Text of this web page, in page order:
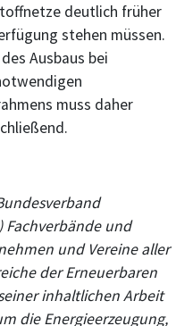
deutlich früher
stehen müssen.
Ausbaus bei
muss daher
Fachverbände und
und Vereine aller
der Erneuerbaren
inhaltlichen Arbeit
die Energieerzeugung,